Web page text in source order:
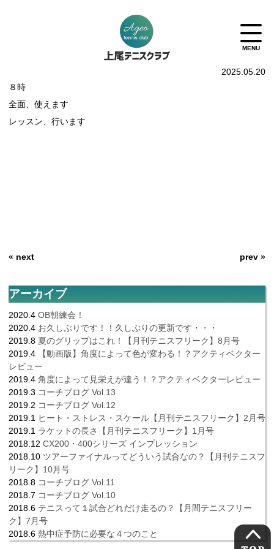
2025.05.20
８時
全面、使えます
レッスン、行います
« next prev »
アーカイブ
2020.4 OB朝練会！
2020.4 お久しぶりです！！久しぶりの更新です・・・
2019.8 夏のグリップはこれ！【月刊テニスフリーク】8月号
2019.4
【動画版】角度によって色が変わる！？アクティベクター
レビュー
2019.4 角度によって見栄えが違う！？アクティベクターレビュー
2019.3 コーチブログ Vol.13
2019.2 コーチブログ Vol.12
2019.1 ヒート・ストレス・スケール【月刊テニスフリーク】2月号
2019.1 ラケットの長さ【月刊テニスフリーク】1月号
2018.12 CX200・400シリーズ インプレッション
2018.10 ツアーファイナルってどういう試合なの？【月刊テニスフ
リーク】10月号
2018.8 コーチブログ Vol.11
2018.7 コーチブログ Vol.10
2018.6 テニスって１試合どれだけ走るの？【月間テニスフリー
ク】7月号
2018.6 熱中症予防に必要な４つのこと